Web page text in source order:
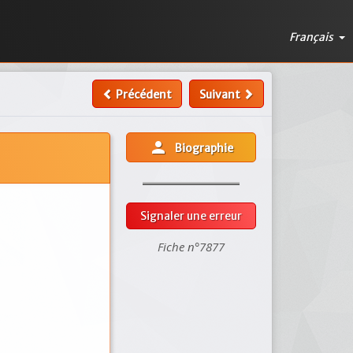
Français
Précédent Suivant
person Biographie
Signaler une erreur
Fiche n°7877